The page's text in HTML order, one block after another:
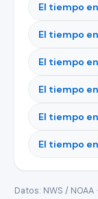
El tiempo
El tiempo
El tiempo
El tiempo
El tiempo
El tiempo
Datos: NWS / NOAA